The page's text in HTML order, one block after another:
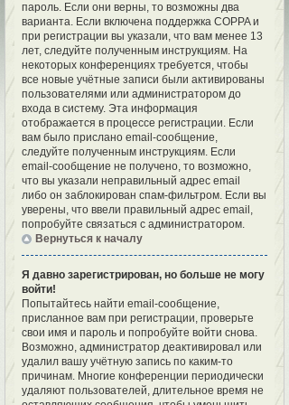
пароль. Если они верны, то возможны два
варианта. Если включена поддержка COPPA и
при регистрации вы указали, что вам менее 13
лет, следуйте полученным инструкциям. На
некоторых конференциях требуется, чтобы
все новые учётные записи были активированы
пользователями или администратором до
входа в систему. Эта информация
отображается в процессе регистрации. Если
вам было прислано email-сообщение,
следуйте полученным инструкциям. Если
email-сообщение не получено, то возможно,
что вы указали неправильный адрес email
либо он заблокирован спам-фильтром. Если вы
уверены, что ввели правильный адрес email,
попробуйте связаться с администратором.
Вернуться к началу
Я давно зарегистрирован, но больше не могу
войти!
Попытайтесь найти email-сообщение,
присланное вам при регистрации, проверьте
свои имя и пароль и попробуйте войти снова.
Возможно, администратор деактивировал или
удалил вашу учётную запись по каким-то
причинам. Многие конференции периодически
удаляют пользователей, длительное время не